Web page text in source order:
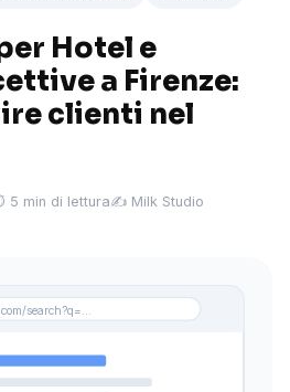
Hotel e
a Firenze:
clienti nel
5 min di lettura✍️ Milk Studio
search?q=...